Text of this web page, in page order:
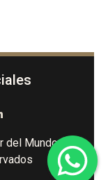
del Mundo -